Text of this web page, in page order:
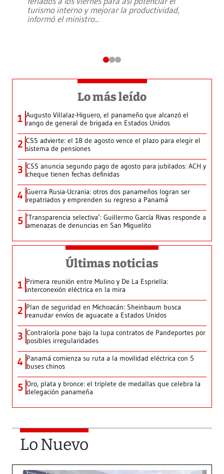
turismo interno y mejorar la productividad,
informó el ministro...
Lo más leído
1 Augusto Villalaz-Higuero, el panameño que alcanzó el
rango de general de brigada en Estados Unidos
2 CSS advierte: el 18 de agosto vence el plazo para elegir el
sistema de pensiones
3 CSS anuncia segundo pago de agosto para jubilados: ACH y
cheque tienen fechas definidas
4 Guerra Rusia-Ucrania: otros dos panameños logran ser
repatriados y emprenden su regreso a Panamá
5 ‘Transparencia selectiva’: Guillermo García Rivas responde a
amenazas de denuncias en San Miguelito
Últimas noticias
1 Primera reunión entre Mulino y De La Espriella:
interconexión eléctrica en la mira
2 Plan de seguridad en Michoacán: Sheinbaum busca
reanudar envíos de aguacate a Estados Unidos
3 Contraloría pone bajo la lupa contratos de Pandeportes por
posibles irregularidades
4 Panamá comienza su ruta a la movilidad eléctrica con 5
buses chinos
5 Oro, plata y bronce: el triplete de medallas que celebra la
delegación panameña
Lo Nuevo